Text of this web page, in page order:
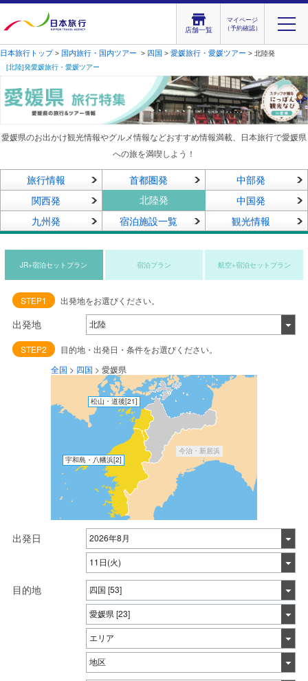
店舗一覧
マイページ
（予約確認）
日本旅行トップ> 国内旅行・国内ツアー > 四国 > 愛媛旅行・愛媛ツアー > 北陸発
[北陸]発愛媛旅行・愛媛ツアー
愛媛県のお出かけ観光情報やグルメ情報などおすすめ情報満載、日本旅行で愛媛県
への旅を満喫しよう！
旅行情報 首都圏発
中部発
関西発
北陸発
中国発
九州発
宿泊施設一覧 観光情報
JR+宿泊セットプラン 宿泊プラン 航空+宿泊セットプラン
STEP1 出発地をお選びください。
出発地
STEP2
目的地・出発日・条件をお選びください。
全国 > 四国 > 愛媛県
松山・道後[21]
今治・新居浜
宇和島・八幡浜[2]
出発日
目的地